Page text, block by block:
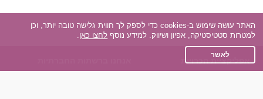
אפליקציית הכרויות
האתר עושה שימוש ב-cookies כדי לספק לך חווית גלישה טובה יותר, וכן
למטרות סטטיסטיקה, אפיון ושיווק. למידע נוסף לחצו כאן.
לאשר